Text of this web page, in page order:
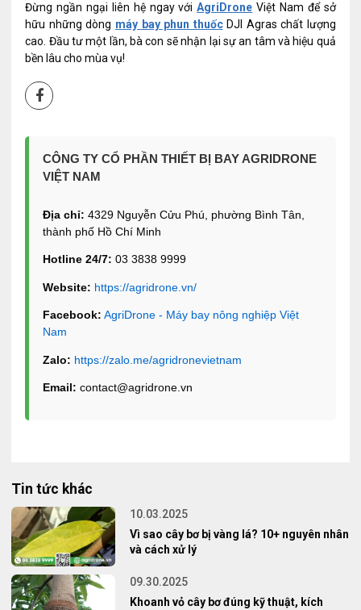
Đừng ngần ngại liên hệ ngay vớiAgriDrone Việt Nam để sở
hữu những dòng máy bay phun thuốcDJI Agras chất lượng
cao. Đầu tư một lần, bà con sẽ nhận lại sự an tâm và hiệu quả
bền lâu cho mùa vụ!
CÔNG TY CỔ PHẦN THIẾT BỊ BAY AGRIDRONE
VIỆT NAM
Địa chỉ: 4329 Nguyễn Cửu Phú, phường Bình Tân,
thành phố Hồ Chí Minh
Hotline 24/7: 03 3838 9999
Website: https://agridrone.vn/
Facebook: AgriDrone - Máy bay nông nghiệp Việt
Nam
Zalo: https://zalo.me/agridronevietnam
Email: contact@agridrone.vn
Tin tức khác
10.03.2025
Vì sao cây bơ bị vàng lá? 10+ nguyên nhân
và cách xử lý
09.30.2025
Khoanh vỏ cây bơ đúng kỹ thuật, kích